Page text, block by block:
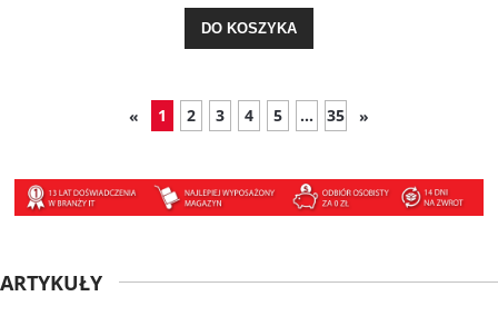
DO KOSZYKA
« 1 2 3 4 5 ... 35 »
ARTYKUŁY